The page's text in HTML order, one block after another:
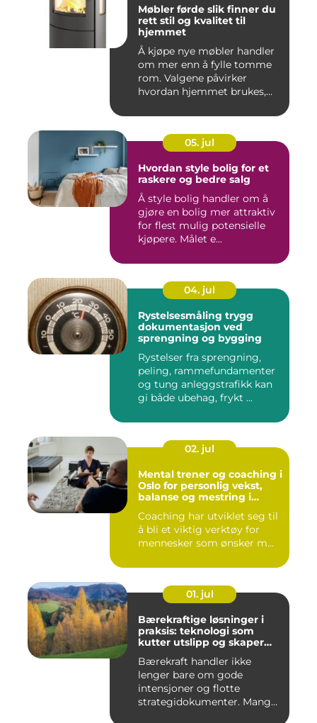
Møbler førde slik finner du
rett stil og kvalitet til
hjemmet
Å kjøpe nye møbler handler
om mer enn å fylle tomme
rom. Valgene påvirker
hvordan hjemmet brukes,
05. jul
Hvordan style bolig for et
raskere og bedre salg
Å style bolig handler om å
gjøre en bolig mer attraktiv
for flest mulig potensielle
kjøpere. Målet e...
04. jul
Rystelsesmåling trygg
dokumentasjon ved
sprengning og bygging
Rystelser fra sprengning,
peling, rammefundamenter
og tung anleggstrafikk kan
gi både ubehag, frykt ...
02. jul
Mental trener og coaching i
Oslo for personlig vekst,
balanse og mestring i
Coaching har utviklet seg til
å bli et viktig verktøy for
mennesker som ønsker m...
01. jul
Bærekraftige løsninger i
praksis: teknologi som
kutter utslipp og skaper
Bærekraft handler ikke
lenger bare om gode
intensjoner og flotte
strategidokumenter. Mange